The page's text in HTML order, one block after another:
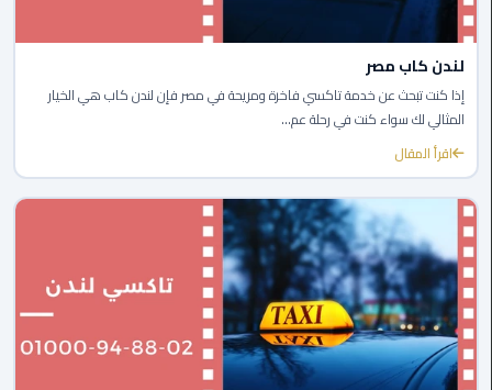
بنها
ليموزين
العبور
ليموزين
اكتوبر
الخط
الساخن
ليموزين
العاصمة
لندن كاب مصر
إذا كنت تبحث عن خدمة تاكسي فاخرة ومريحة في مصر فإن لندن كاب هي الخيار
المثالي لك سواء كنت في رحلة عم...
اقرأ المقال